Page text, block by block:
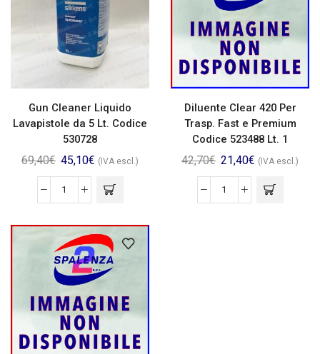
Gun Cleaner Liquido
Lavapistole da 5 Lt. Codice
530728
69,40€ 45,10€ (IVA escl.)
Diluente Clear 420 Per
Trasp. Fast e Premium
Codice 523488 Lt. 1
42,70€ 21,40€ (IVA escl.)